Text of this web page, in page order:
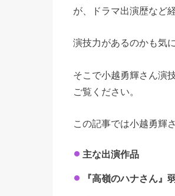
が、ドラマ出演歴など
演技力があるのかも気
そこで小越勇輝さん演
ご覧ください。
この記事では小越勇輝
主な出演作品
『高嶺のハナさん』